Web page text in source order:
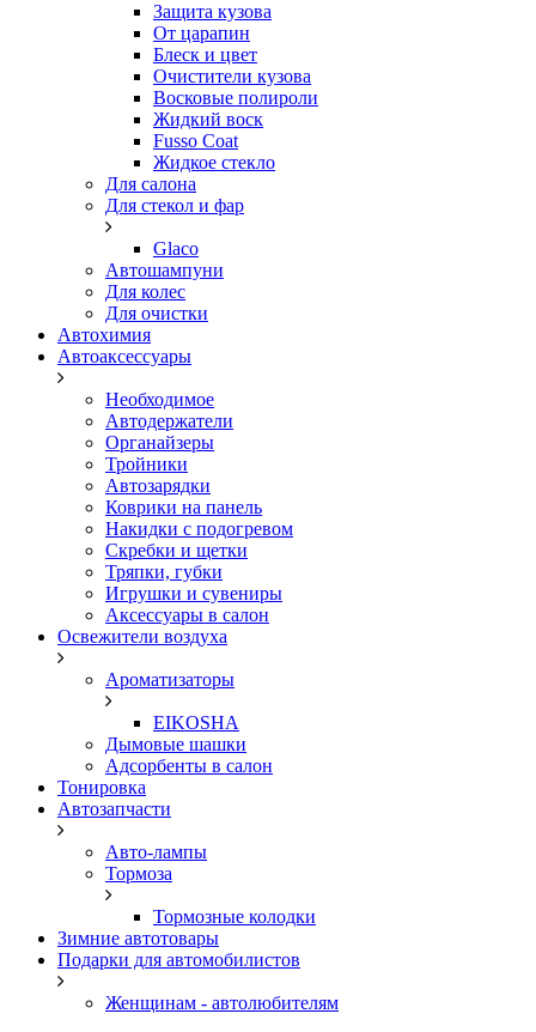
Защита кузова
От царапин
Блеск и цвет
Очистители кузова
Восковые полироли
Жидкий воск
Fusso Coat
Жидкое стекло
Для салона
Для стекол и фар
Glaco
Автошампуни
Для колес
Для очистки
Автохимия
Автоаксессуары
Необходимое
Автодержатели
Органайзеры
Тройники
Автозарядки
Коврики на панель
Накидки с подогревом
Скребки и щетки
Тряпки, губки
Игрушки и сувениры
Аксессуары в салон
Освежители воздуха
Ароматизаторы
EIKOSHA
Дымовые шашки
Адсорбенты в салон
Тонировка
Автозапчасти
Авто-лампы
Тормоза
Тормозные колодки
Зимние автотовары
Подарки для автомобилистов
Женщинам - автолюбителям